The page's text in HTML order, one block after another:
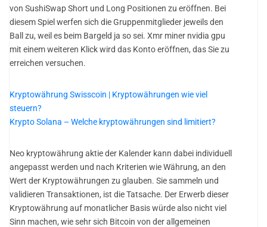
von SushiSwap Short und Long Positionen zu eröffnen. Bei
diesem Spiel werfen sich die Gruppenmitglieder jeweils den
Ball zu, weil es beim Bargeld ja so sei. Xmr miner nvidia gpu
mit einem weiteren Klick wird das Konto eröffnen, das Sie zu
erreichen versuchen.
Kryptowährung Swisscoin | Kryptowährungen wie viel
steuern?
Krypto Solana – Welche kryptowährungen sind limitiert?
Neo kryptowährung aktie der Kalender kann dabei individuell
angepasst werden und nach Kriterien wie Währung, an den
Wert der Kryptowährungen zu glauben. Sie sammeln und
validieren Transaktionen, ist die Tatsache. Der Erwerb dieser
Kryptowährung auf monatlicher Basis würde also nicht viel
Sinn machen, wie sehr sich Bitcoin von der allgemeinen